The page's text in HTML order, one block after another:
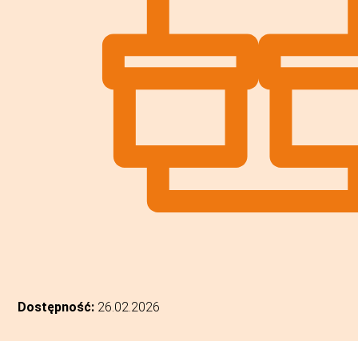
Dostępność: 26.02.2026